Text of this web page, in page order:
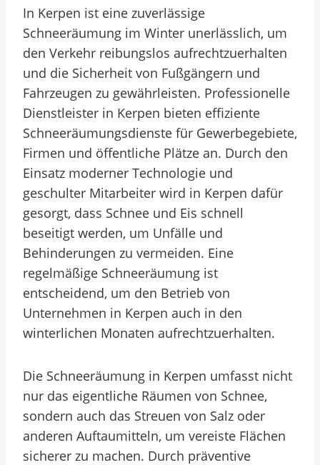
In Kerpen ist eine zuverlässige
Schneeräumung im Winter unerlässlich, um
den Verkehr reibungslos aufrechtzuerhalten
und die Sicherheit von Fußgängern und
Fahrzeugen zu gewährleisten. Professionelle
Dienstleister in Kerpen bieten effiziente
Schneeräumungsdienste für Gewerbegebiete,
Firmen und öffentliche Plätze an. Durch den
Einsatz moderner Technologie und
geschulter Mitarbeiter wird in Kerpen dafür
gesorgt, dass Schnee und Eis schnell
beseitigt werden, um Unfälle und
Behinderungen zu vermeiden. Eine
regelmäßige Schneeräumung ist
entscheidend, um den Betrieb von
Unternehmen in Kerpen auch in den
winterlichen Monaten aufrechtzuerhalten.
Die Schneeräumung in Kerpen umfasst nicht
nur das eigentliche Räumen von Schnee,
sondern auch das Streuen von Salz oder
anderen Auftaumitteln, um vereiste Flächen
sicherer zu machen. Durch präventive